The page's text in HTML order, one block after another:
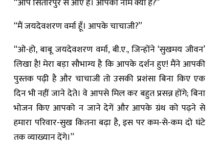
“आप सितारपुर से आए हैं। आपका नाम क्या है?”
“मैं जयदेवशरण वर्मा हूँ। आपके चाचाजी?”
“ओ-हो, बाबू जयदेवशरण वर्मा, बी.ए., जिन्होंने ‘सुखमय जीवन’
लिखा है! मेरा बड़ा सौभाग्य है कि आपके दर्शन हुए! मैंने आपकी
पुस्तक पढ़ी है और चाचाजी तो उसकी प्रशंसा बिना किए एक
दिन भी नहीं जाने देते। वे आपसे मिल कर बहुत प्रसन्न होंगे; बिना
भोजन किए आपको न जाने देगें और आपके ग्रंथ को पढ़ने से
हमारा परिवार-सुख कितना बढ़ा है, इस पर कम-से-कम दो घंटे
तक व्याख्यान देंगे।”